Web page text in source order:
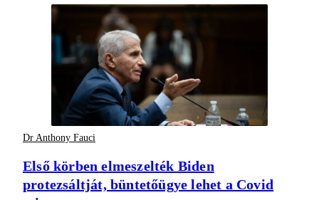
Dr Anthony Fauci
Első körben elmeszelték Biden
protezsáltját, büntetőügye lehet a Covid